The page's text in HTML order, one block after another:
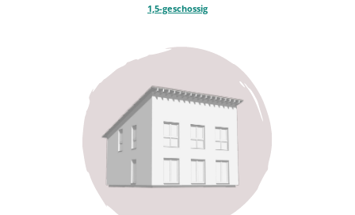
Click to start verification
Jetzt kostenlos anfordern
1,5-geschossig